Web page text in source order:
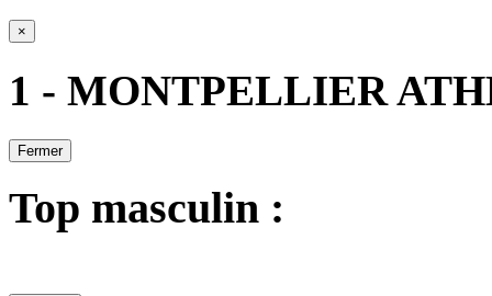
×
1 - MONTPELLIER
Fermer
Top masculin :